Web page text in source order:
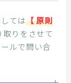
ては【 原則
取りをさせて
ルで問い合